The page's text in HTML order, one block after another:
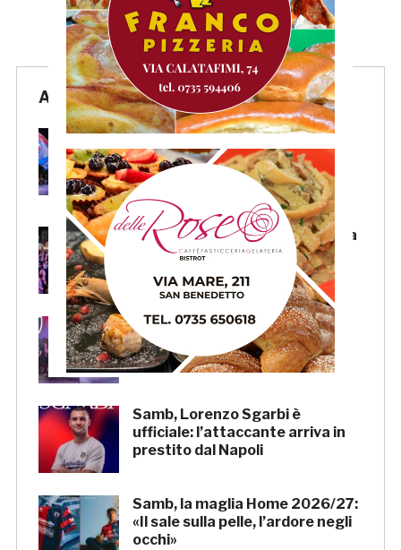
Articoli Recenti
Samb, Boscaglia: «Senza voi
tifosi non saremmo nulla.
Promettiamo lavoro e maglia
sudata»
Samb, l’entusiasmo della piazza
per la presentazione della
Samb, Massi: «State vicini alla
squadra. Stiamo lavorando per
crescere»
Samb, Lorenzo Sgarbi è
ufficiale: l’attaccante arriva in
prestito dal Napoli
Samb, la maglia Home 2026/27:
«Il sale sulla pelle, l’ardore negli
occhi»